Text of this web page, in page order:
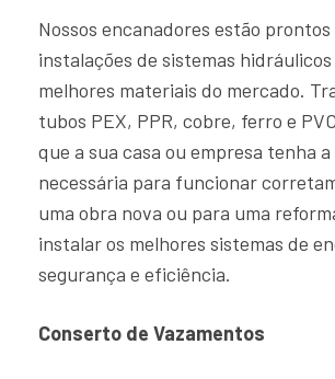
Nossos encanadores estão
instalações de sistemas
melhores materiais do mercado.
tubos PEX, PPR, cobre, ferro e
que a sua casa ou empresa tenha
necessária para funcionar
uma obra nova ou para uma
instalar os melhores sistemas de
segurança e eficiência.
Conserto de Vazamentos